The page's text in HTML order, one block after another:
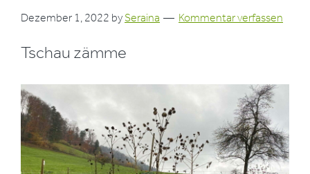
Dezember 1, 2022 by Seraina Kommentar verfassen
Tschau zämme